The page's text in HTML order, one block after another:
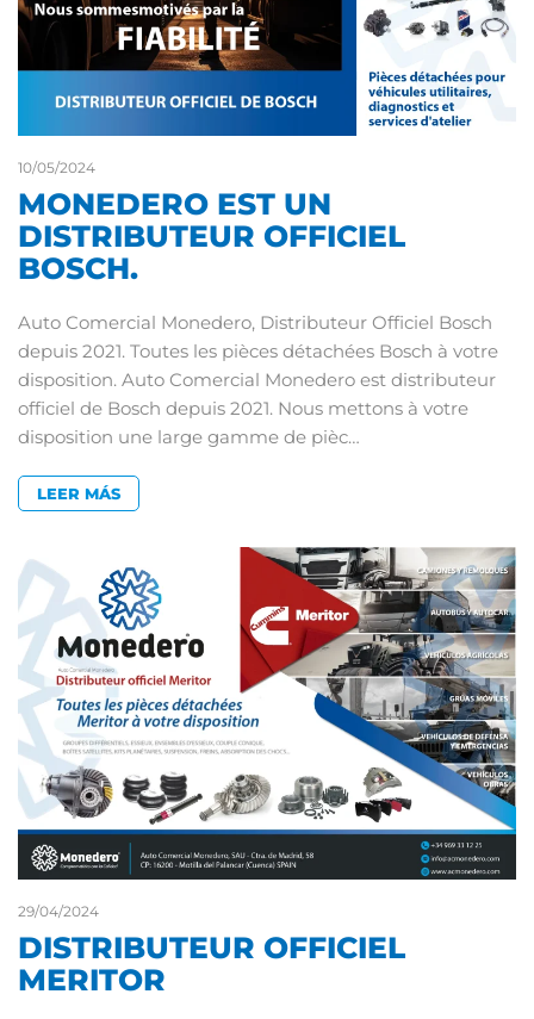
10/05/2024
MONEDERO EST UN
DISTRIBUTEUR OFFICIEL
BOSCH.
Auto Comercial Monedero, Distributeur Officiel Bosch
depuis 2021. Toutes les pièces détachées Bosch à votre
disposition. Auto Comercial Monedero est distributeur
officiel de Bosch depuis 2021. Nous mettons à votre
disposition une large gamme de pièc…
LEER MÁS
29/04/2024
DISTRIBUTEUR OFFICIEL
MERITOR